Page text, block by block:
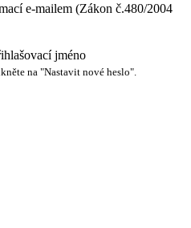
e-mailem (Zákon č.480/2004
jméno
na "Nastavit nové heslo".